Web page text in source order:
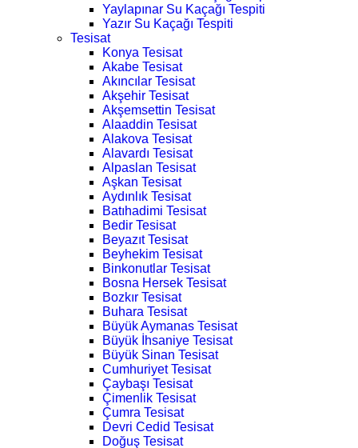
Yaylapınar Su Kaçağı Tespiti
Yazır Su Kaçağı Tespiti
Tesisat
Konya Tesisat
Akabe Tesisat
Akıncılar Tesisat
Akşehir Tesisat
Akşemsettin Tesisat
Alaaddin Tesisat
Alakova Tesisat
Alavardı Tesisat
Alpaslan Tesisat
Aşkan Tesisat
Aydınlık Tesisat
Batıhadimi Tesisat
Bedir Tesisat
Beyazıt Tesisat
Beyhekim Tesisat
Binkonutlar Tesisat
Bosna Hersek Tesisat
Bozkır Tesisat
Buhara Tesisat
Büyük Aymanas Tesisat
Büyük İhsaniye Tesisat
Büyük Sinan Tesisat
Cumhuriyet Tesisat
Çaybaşı Tesisat
Çimenlik Tesisat
Çumra Tesisat
Devri Cedid Tesisat
Doğuş Tesisat